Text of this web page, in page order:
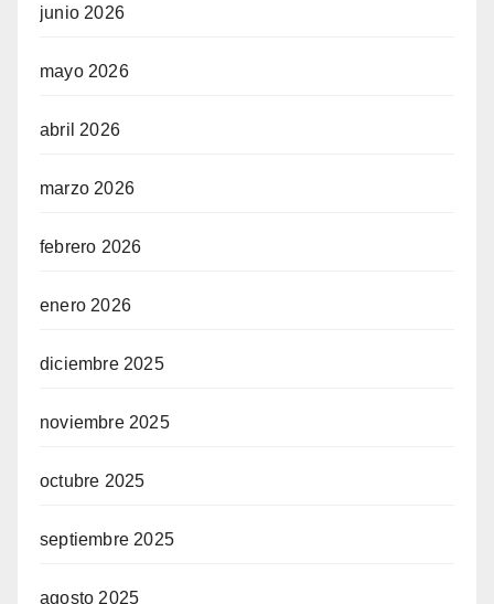
junio 2026
mayo 2026
abril 2026
marzo 2026
febrero 2026
enero 2026
diciembre 2025
noviembre 2025
octubre 2025
septiembre 2025
agosto 2025